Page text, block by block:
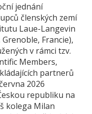
jednání
členských zemí
Laue-Langevin
Grenoble, Francie),
v rámci tzv.
Members,
partnerů
2026
republiku na
kolega Milan